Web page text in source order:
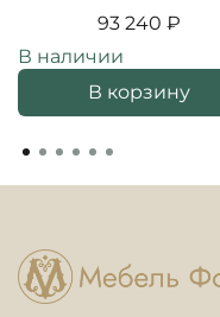
93 240 ₽
В наличии
В корзину